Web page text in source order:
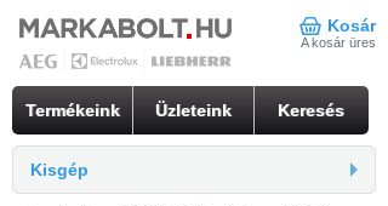
Kosár
A kosár üres
Termékeink Üzleteink Keresés
Kisgép